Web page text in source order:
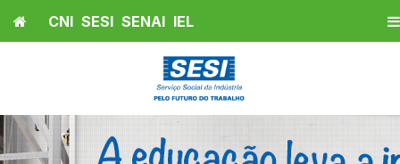
HomeCNI SESI SENAI IEL